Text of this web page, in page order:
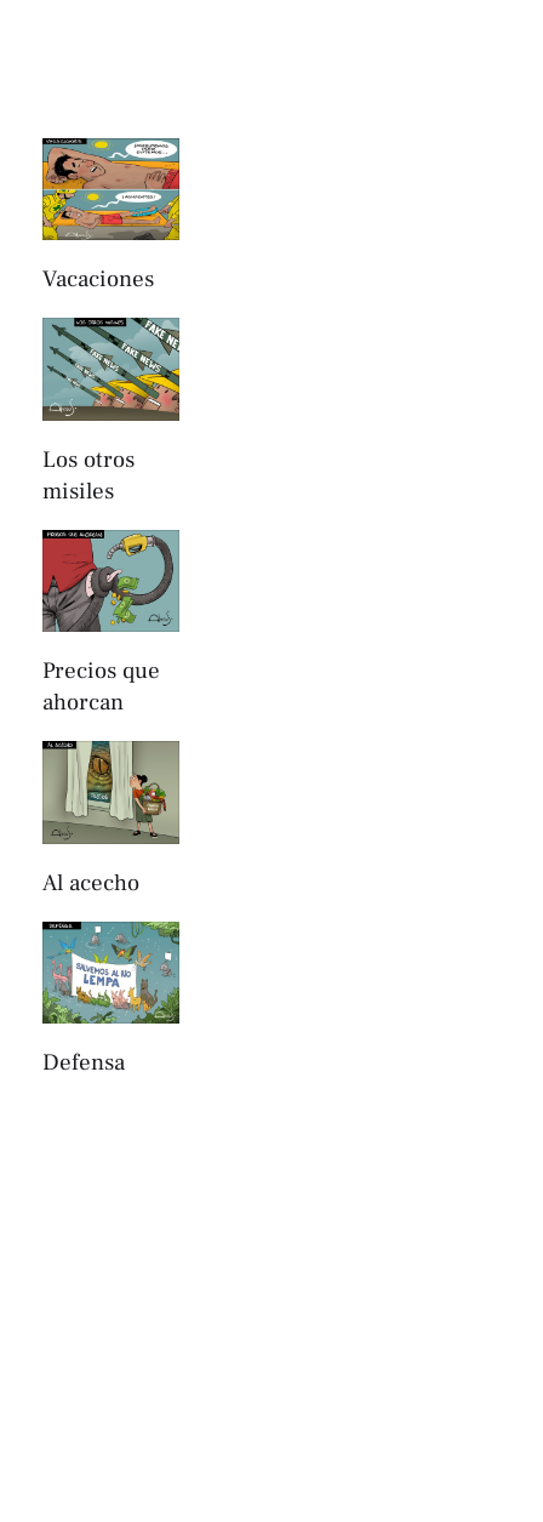
Vacaciones
Los otros
misiles
Precios que
ahorcan
Al acecho
Defensa